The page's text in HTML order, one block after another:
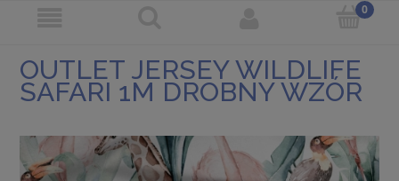
OUTLET JERSEY WILDLIFE
SAFARI 1M DROBNY WZÓR